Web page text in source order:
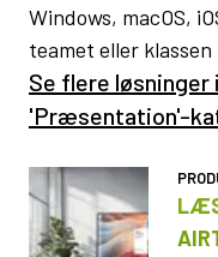
Windows, macOS,
teamet eller
Se flere løsninger
'Præsentation'-